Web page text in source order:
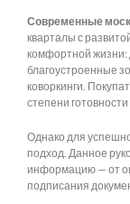
Современные
кварталы с
комфортной жизни:
благоустроенные
коворкинги.
степени
Однако для
подход. Данное
информацию — от
подписания